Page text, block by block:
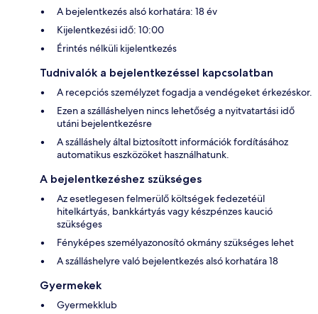
A bejelentkezés alsó korhatára: 18 év
Kijelentkezési idő: 10:00
Érintés nélküli kijelentkezés
Tudnivalók a bejelentkezéssel kapcsolatban
A recepciós személyzet fogadja a vendégeket érkezéskor.
Ezen a szálláshelyen nincs lehetőség a nyitvatartási idő
utáni bejelentkezésre
A szálláshely által biztosított információk fordításához
automatikus eszközöket használhatunk.
A bejelentkezéshez szükséges
Az esetlegesen felmerülő költségek fedezetéül
hitelkártyás, bankkártyás vagy készpénzes kaució
szükséges
Fényképes személyazonosító okmány szükséges lehet
A szálláshelyre való bejelentkezés alsó korhatára 18
Gyermekek
Gyermekklub